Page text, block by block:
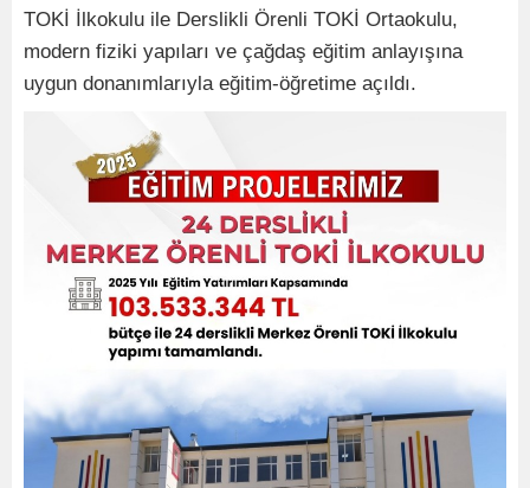
TOKİ İlkokulu ile Derslikli Örenli TOKİ Ortaokulu,
modern fiziki yapıları ve çağdaş eğitim anlayışına
uygun donanımlarıyla eğitim-öğretime açıldı.